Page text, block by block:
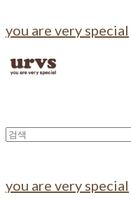
you are very special
you are very special